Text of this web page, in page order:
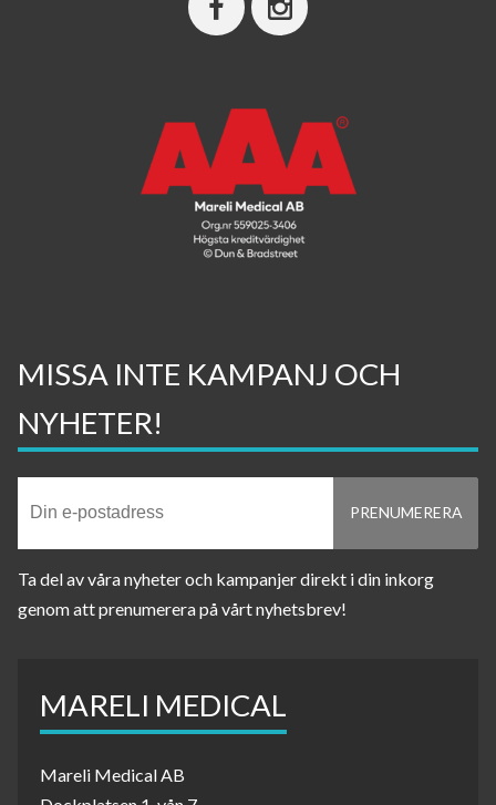
MISSA INTE KAMPANJ OCH
NYHETER!
Ta del av våra nyheter och kampanjer direkt i din inkorg
genom att prenumerera på vårt nyhetsbrev!
MARELI MEDICAL
Mareli Medical AB